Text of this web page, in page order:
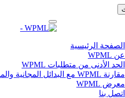
الصفحة الرئيسية
عن WPML
الحد الأدنى من متطلبات WPML
مقارنة WPML مع البدائل المجانية والمدفوعة
معرض WPML
اتصل بنا